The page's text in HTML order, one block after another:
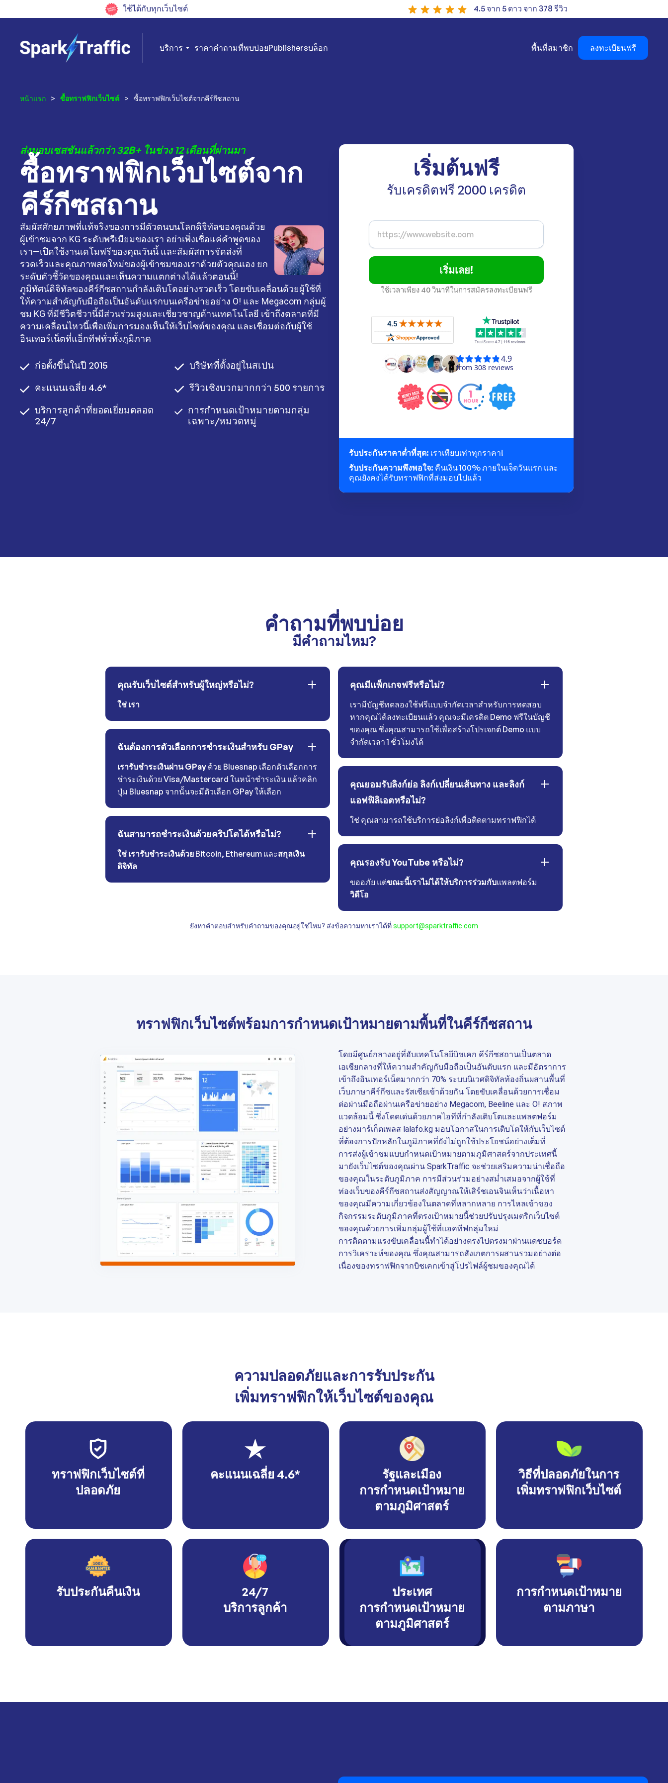
ใช้ได้กับทุกเว็บไซต์ 4.5 จาก 5 ดาว จาก 378 รีวิว
บริการ ราคาคำถามที่พบบ่อยPublishersบล็อก พื้นที่สมาชิก ลงทะเบียนฟรี
หน้าแรก > ซื้อทราฟฟิกเว็บไซต์ > ซื้อทราฟฟิกเว็บไซต์จากคีร์กีซสถาน
ส่งมอบเซสชันแล้วกว่า 32B+ ในช่วง 12 เดือนที่ผ่านมา
ซื้อทราฟฟิกเว็บไซต์จาก
คีร์กีซสถาน
สัมผัสศักยภาพที่แท้จริงของการมีตัวตนบนโลกดิจิทัลของคุณด้วย
ผู้เข้าชมจาก KG ระดับพรีเมียมของเรา อย่าเพิ่งเชื่อแค่คำพูดของ
เรา—เปิดใช้งานเดโมฟรีของคุณวันนี้ และสัมผัสการจัดส่งที่
รวดเร็วและคุณภาพสดใหม่ของผู้เข้าชมของเราด้วยตัวคุณเอง ยก
ระดับตัวชี้วัดของคุณและเห็นความแตกต่างได้แล้วตอนนี้!
ภูมิทัศน์ดิจิทัลของคีร์กีซสถานกำลังเติบโตอย่างรวดเร็ว โดยขับเคลื่อนด้วยผู้ใช้ที่
ให้ความสำคัญกับมือถือเป็นอันดับแรกบนเครือข่ายอย่าง O! และ Megacom กลุ่มผู้
ชม KG ที่มีชีวิตชีวานี้มีส่วนร่วมสูงและเชี่ยวชาญด้านเทคโนโลยี เข้าถึงตลาดที่มี
ความเคลื่อนไหวนี้เพื่อเพิ่มการมองเห็นให้เว็บไซต์ของคุณ และเชื่อมต่อกับผู้ใช้
อินเทอร์เน็ตที่แอ็กทีฟทั่วทั้งภูมิภาค
ก่อตั้งขึ้นในปี 2015
คะแนนเฉลี่ย 4.6*
บริการลูกค้าที่ยอดเยี่ยมตลอด
24/7
บริษัทที่ตั้งอยู่ในสเปน
รีวิวเชิงบวกมากกว่า 500 รายการ
การกำหนดเป้าหมายตามกลุ่ม
เฉพาะ/หมวดหมู่
เริ่มต้นฟรี
รับเครดิตฟรี 2000 เครดิต
เริ่มเลย!
ใช้เวลาเพียง 40 วินาทีในการสมัครลงทะเบียนฟรี
รับประกันราคาต่ำที่สุด: เราเทียบเท่าทุกราคา!
รับประกันความพึงพอใจ: คืนเงิน 100% ภายในเจ็ดวันแรก และ
คุณยังคงได้รับทราฟฟิกที่ส่งมอบไปแล้ว
คำถามที่พบบ่อย
มีคำถามไหม?
คุณรับเว็บไซต์สำหรับผู้ใหญ่หรือไม่?
ใช่ เรา
ฉันต้องการตัวเลือกการชำระเงินสำหรับ GPay
เรารับชำระเงินผ่าน GPay ด้วย Bluesnap เลือกตัวเลือกการ
ชำระเงินด้วย Visa/Mastercard ในหน้าชำระเงิน แล้วคลิก
ปุ่ม Bluesnap จากนั้นจะมีตัวเลือก GPay ให้เลือก
ฉันสามารถชำระเงินด้วยคริปโตได้หรือไม่?
ใช่ เรารับชำระเงินด้วย Bitcoin, Ethereum และสกุลเงิน
ดิจิทัล
คุณมีแพ็กเกจฟรีหรือไม่?
เรามีบัญชีทดลองใช้ฟรีแบบจำกัดเวลาสำหรับการทดสอบ
หากคุณได้ลงทะเบียนแล้ว คุณจะมีเครดิต Demo ฟรีในบัญชี
ของคุณ ซึ่งคุณสามารถใช้เพื่อสร้างโปรเจกต์ Demo แบบ
จำกัดเวลา 1 ชั่วโมงได้
คุณยอมรับลิงก์ย่อ ลิงก์เปลี่ยนเส้นทาง และลิงก์
แอฟฟิลิเอตหรือไม่?
ใช่ คุณสามารถใช้บริการย่อลิงก์เพื่อติดตามทราฟฟิกได้
คุณรองรับ YouTube หรือไม่?
ขออภัย แต่ขณะนี้เราไม่ได้ให้บริการร่วมกับแพลตฟอร์ม
วิดีโอ
ยังหาคำตอบสำหรับคำถามของคุณอยู่ใช่ไหม? ส่งข้อความหาเราได้ที่support@sparktraffic.com
ทราฟฟิกเว็บไซต์พร้อมการกำหนดเป้าหมายตามพื้นที่ในคีร์กีซสถาน
โดยมีศูนย์กลางอยู่ที่ฮับเทคโนโลยีบิชเคก คีร์กีซสถานเป็นตลาด
เอเชียกลางที่ให้ความสำคัญกับมือถือเป็นอันดับแรก และมีอัตราการ
เข้าถึงอินเทอร์เน็ตมากกว่า 70% ระบบนิเวศดิจิทัลท้องถิ่นผสานพื้นที่
เว็บภาษาคีร์กีซและรัสเซียเข้าด้วยกัน โดยขับเคลื่อนด้วยการเชื่อม
ต่อผ่านมือถือผ่านเครือข่ายอย่าง Megacom, Beeline และ O! สภาพ
แวดล้อมนี้ ซึ่งโดดเด่นด้วยภาคไอทีที่กำลังเติบโตและแพลตฟอร์ม
อย่างมาร์เก็ตเพลส lalafo.kg มอบโอกาสในการเติบโตให้กับเว็บไซต์
ที่ต้องการปักหลักในภูมิภาคที่ยังไม่ถูกใช้ประโยชน์อย่างเต็มที่
การส่งผู้เข้าชมแบบกำหนดเป้าหมายตามภูมิศาสตร์จากประเทศนี้
มายังเว็บไซต์ของคุณผ่าน SparkTraffic จะช่วยเสริมความน่าเชื่อถือ
ของคุณในระดับภูมิภาค การมีส่วนร่วมอย่างสม่ำเสมอจากผู้ใช้ที่
ท่องเว็บของคีร์กีซสถานส่งสัญญาณให้เสิร์ชเอนจินเห็นว่าเนื้อหา
ของคุณมีความเกี่ยวข้องในตลาดที่หลากหลาย การไหลเข้าของ
กิจกรรมระดับภูมิภาคที่ตรงเป้าหมายนี้ช่วยปรับปรุงเมตริกเว็บไซต์
ของคุณด้วยการเพิ่มกลุ่มผู้ใช้ที่แอคทีฟกลุ่มใหม่
การติดตามแรงขับเคลื่อนนี้ทำได้อย่างตรงไปตรงมาผ่านแดชบอร์ด
การวิเคราะห์ของคุณ ซึ่งคุณสามารถสังเกตการผสานรวมอย่างต่อ
เนื่องของทราฟฟิกจากบิชเคกเข้าสู่โปรไฟล์ผู้ชมของคุณได้
ความปลอดภัยและการรับประกัน
เพิ่มทราฟฟิกให้เว็บไซต์ของคุณ
ทราฟฟิกเว็บไซต์ที่
ปลอดภัย
คะแนนเฉลี่ย 4.6*
รัฐและเมือง
การกำหนดเป้าหมาย
ตามภูมิศาสตร์
วิธีที่ปลอดภัยในการ
เพิ่มทราฟฟิกเว็บไซต์
รับประกันคืนเงิน
24/7
บริการลูกค้า
ประเทศ
การกำหนดเป้าหมาย
ตามภูมิศาสตร์
การกำหนดเป้าหมาย
ตามภาษา